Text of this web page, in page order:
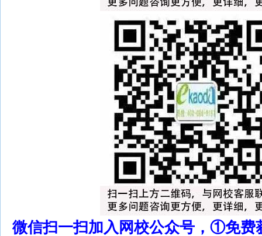
微信扫一扫加入网校公众号，①免费